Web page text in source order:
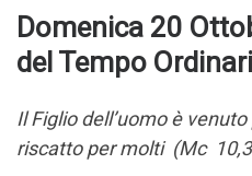
Domenica 20
del Tempo
Il Figlio dell’uomo è
riscatto per molti (Mc